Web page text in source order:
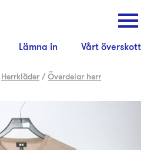
Lämna in Vårt överskott
Herrkläder /Överdelar herr